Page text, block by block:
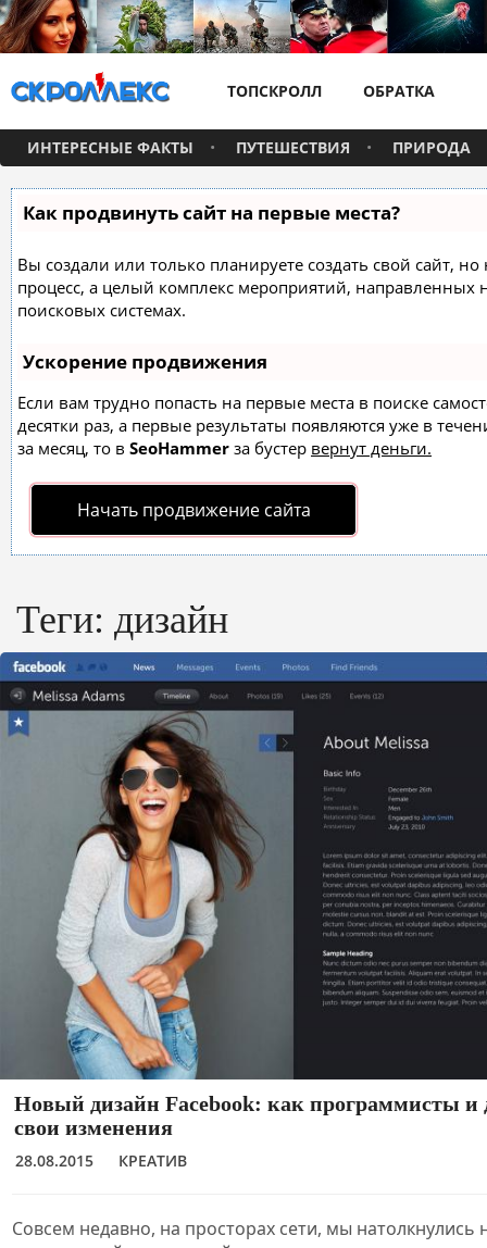
ТОПСКРОЛЛ ОБРАТКА
ИНТЕРЕСНЫЕ ФАКТЫ ПУТЕШЕСТВИЯ ПРИРОДА
Как продвинуть сайт на первые места?
Вы создали или только планируете создать свой сайт,
процесс, а целый комплекс мероприятий,
поисковых системах.
Ускорение продвижения
Если вам трудно попасть на первые места в поиске
десятки раз, а первые результаты появляются уже в
за месяц, то в SeoHammer за бустер вернут деньги.
Начать продвижение сайта
Теги: дизайн
Новый дизайн Facebook: как программисты и
свои изменения
28.08.2015 КРЕАТИВ
Совсем недавно, на просторах сети, мы натолкнулись